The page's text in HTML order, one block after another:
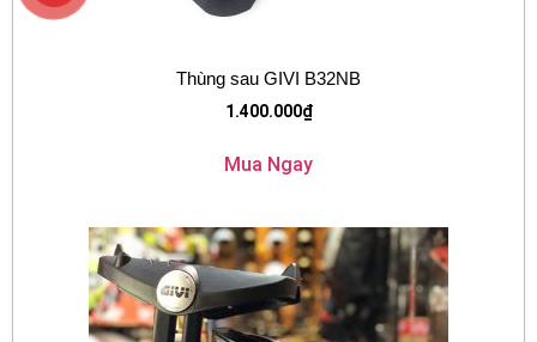
Thùng sau GIVI B32NB
1.400.000₫
Mua Ngay